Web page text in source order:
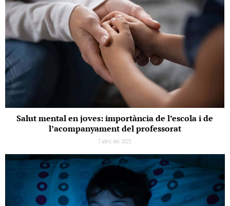
Salut mental en joves: importància de l’escola i de
l’acompanyament del professorat
7 abril del 2025